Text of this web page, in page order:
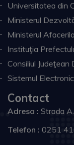
Universitatea din
Ministerul
Ministerul
Instituţia
Consiliul Judeţean
Sistemul
Contact
Adresa : Strada
Telefon : 0251